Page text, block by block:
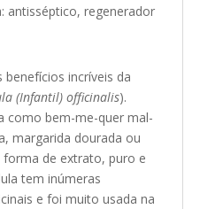
antisséptico, regenerador
benefícios incríveis da
(Infantil) officinalis).
como bem-me-quer mal-
margarida dourada ou
forma de extrato, puro e
tem inúmeras
e foi muito usada na